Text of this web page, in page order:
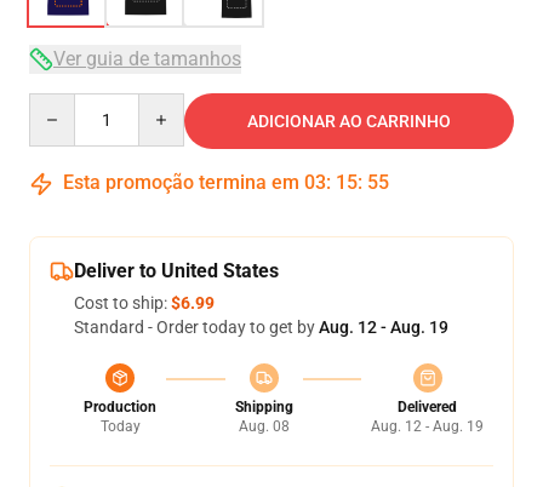
Ver guia de tamanhos
ADICIONAR AO CARRINHO
Esta promoção termina em 03: 15: 54
Deliver to United States
Cost to ship:$6.99
Standard - Order today to get byAug. 12 - Aug. 19
Production
Today
Shipping
Aug. 08
Delivered
Aug. 12 - Aug. 19